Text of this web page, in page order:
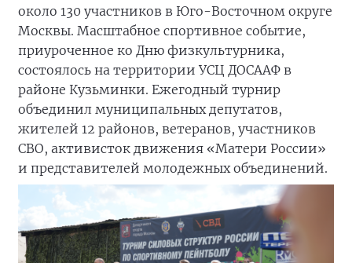
около 130 участников в Юго-Восточном округе
Москвы. Масштабное спортивное событие,
приуроченное ко Дню физкультурника,
состоялось на территории УСЦ ДОСААФ в
районе Кузьминки. Ежегодный турнир
объединил муниципальных депутатов,
жителей 12 районов, ветеранов, участников
СВО, активисток движения «Матери России»
и представителей молодежных объединений.